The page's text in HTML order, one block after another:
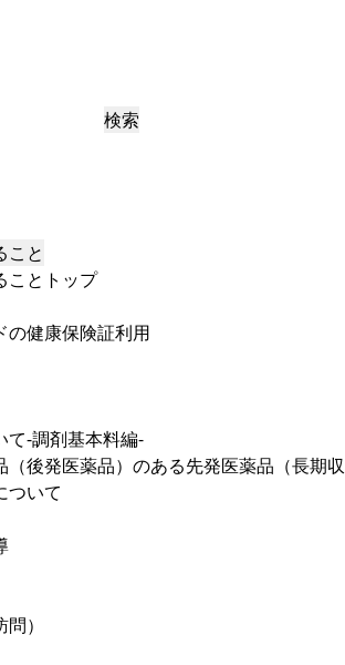
検索
こと
ことトップ
の健康保険証利用
て-調剤基本料編-
（後発医薬品）のある先発医薬品（長期収
ついて
）